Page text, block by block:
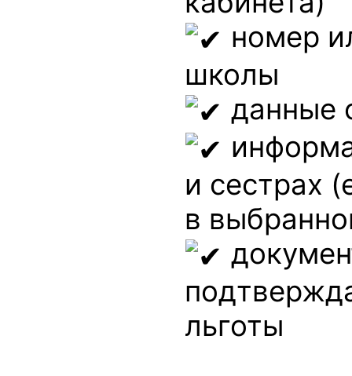
номер
школы
данные
и сестрах
в
льготы